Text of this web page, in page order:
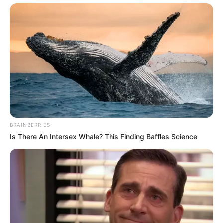
3. Pentingkan kesehatan mental
BRAINBERRIES
Is There An Intersex Whale? This Finding Baffles Science